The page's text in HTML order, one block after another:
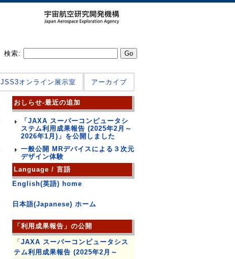
検索:
JSS3オンライン展示室 アーカイブ
おしらせ-最近の追加
「JAXA スーパーコンピュータシ
ステム利用成果報告 (2025年2月～
2026年1月)」を公開しました
一般公開 MRデバイスによる３次元
デザイン体験
Language / 言語
English(英語) home
日本語(Japanese) ホーム
「利用成果報告」の公開
「 JAXA スーパーコンピュータシス
テム利用成果報告 (2025年2月～